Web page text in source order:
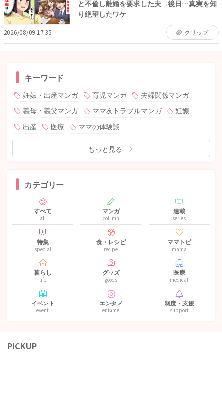
と不倫し離婚を要求した夫→後日…真実を知
り絶望したワケ
2026/08/09 17:35 クリップ
キーワード
妊娠・出産マンガ 育児マンガ
夫婦関係マンガ
義母・義父マンガ
ママ友トラブルマンガ
妊娠
出産
医療 ママの体験談
もっと見る
カテゴリー
すべて
all
マンガ
column
連載
series
特集
special
食・レシピ
recipe
ママトピ
mama
暮らし
life
グッズ
goods
医療
medical
イベント
event
エンタメ
entame
制度・支援
support
PICKUP